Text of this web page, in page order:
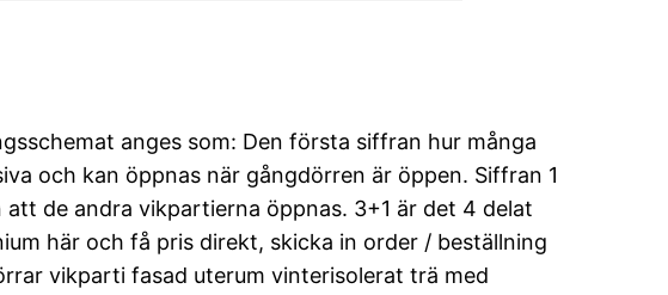
anges som: Den första siffran hur många
och kan öppnas när gångdörren är öppen. Siffran 1
de andra vikpartierna öppnas. 3+1 är det 4 delat
här och få pris direkt, skicka in order / beställning
vikparti fasad uterum vinterisolerat trä med